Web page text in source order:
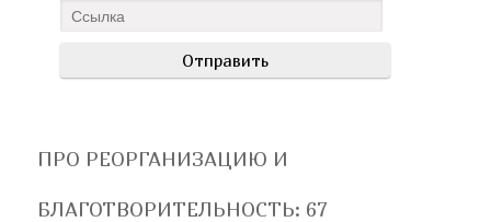
ПРО РЕОРГАНИЗАЦИЮ И
БЛАГОТВОРИТЕЛЬНОСТЬ: 67